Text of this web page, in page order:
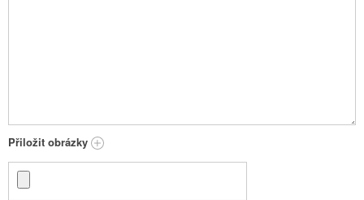
Přiložit obrázky